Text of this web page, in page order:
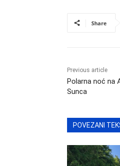
Share
Previous article
Polarna noć na
Sunca
POVEZANI